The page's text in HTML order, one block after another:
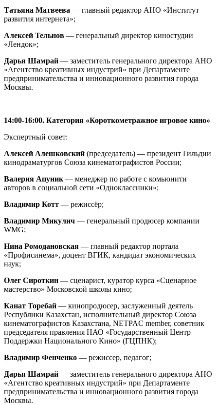
Татьяна Матвеева — главный редактор АНО «Институт
развития интернета»;
Алексей Тельнов — генеральный директор киностудии
«Лендок»;
Дарья Шамрай — заместитель генерального директора АНО
«Агентство креативных индустрий» при Департаменте
предпринимательства и инновационного развития города
Москвы.
14:00-16:00. Категория «Короткометражное игровое кино»
Экспертный совет:
Алексей Алешковский (председатель) — президент Гильдии
кинодраматургов Союза кинематографистов России;
Валерия Апуник — менеджер по работе с комьюнити
авторов в социальной сети «Одноклассники»;
Владимир Котт — режиссёр;
Владимир Микулич — генеральный продюсер компании
WMG;
Нина Ромодановская — главный редактор портала
«Профисинема», доцент ВГИК, кандидат экономических
наук;
Олег Сироткин — сценарист, куратор курса «Сценарное
мастерство» Московской школы кино;
Канат Торебай — кинопродюсер, заслуженный деятель
Республики Казахстан, исполнительный директор Союза
кинематографистов Казахстана, NETPAC member, советник
председателя правления НАО «Государственный Центр
Поддержки Национального Кино» (ГЦПНК);
Владимир Фенченко — режиссер, педагог;
Дарья Шамрай — заместитель генерального директора АНО
«Агентство креативных индустрий» при Департаменте
предпринимательства и инновационного развития города
Москвы.